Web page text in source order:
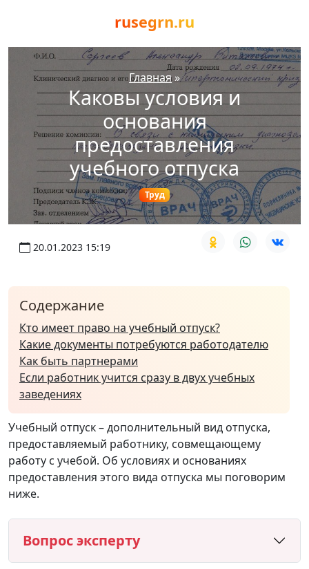
rusegrn.ru
Главная»
Каковы условия и
основания
предоставления
учебного отпуска
Труд
20.01.2023 15:19
Содержание
Кто имеет право на учебный отпуск?
Какие документы потребуются работодателю
Как быть партнерами
Если работник учится сразу в двух учебных
заведениях
Учебный отпуск – дополнительный вид отпуска,
предоставляемый работнику, совмещающему
работу с учебой. Об условиях и основаниях
предоставления этого вида отпуска мы поговорим
ниже.
Вопрос эксперту